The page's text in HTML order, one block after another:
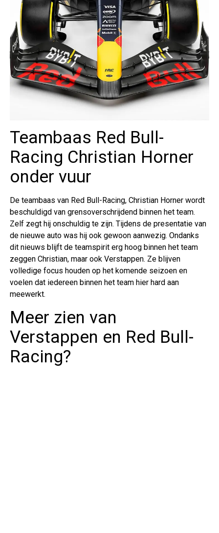
Teambaas Red Bull-
Racing Christian Horner
onder vuur
De teambaas van Red Bull-Racing, Christian Horner wordt
beschuldigd van grensoverschrijdend binnen het team.
Zelf zegt hij onschuldig te zijn. Tijdens de presentatie van
de nieuwe auto was hij ook gewoon aanwezig. Ondanks
dit nieuws blijft de teamspirit erg hoog binnen het team
zeggen Christian, maar ook Verstappen. Ze blijven
volledige focus houden op het komende seizoen en
voelen dat iedereen binnen het team hier hard aan
meewerkt.
Meer zien van
Verstappen en Red Bull-
Racing?